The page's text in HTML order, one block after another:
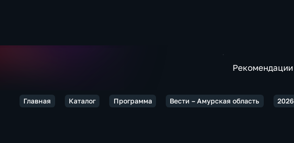
Рекомендации
Главная Каталог Программа Вести – Амурская область 2026